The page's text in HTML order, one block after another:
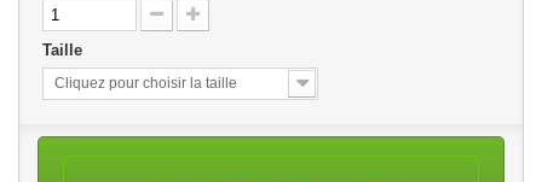
Taille
Cliquez pour choisir la taille